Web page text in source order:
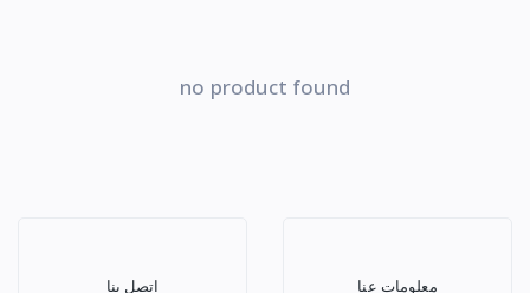
no product found
معلومات عنا اتصل بنا